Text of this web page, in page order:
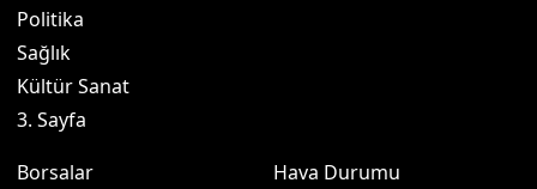
Politika
Sağlık
Kültür Sanat
3. Sayfa
Borsalar
Hava Durumu